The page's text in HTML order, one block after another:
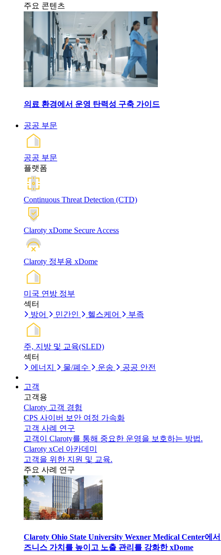
주요 콘텐츠
의료 환경에서 운영 탄력성 구축 가이드
공공 부문
공공 부문
플랫폼
Continuous Threat Detection (CTD)
Claroty xDome Secure Access
Claroty 정부용 xDome
미국 연방 정부
섹터
방어
민간인 헬스케어 부족
주, 지방 및 교육(SLED)
섹터
에너지
물/폐수 운송 공공 안전
고객
고객용
Claroty 고객 경험
CPS 사이버 보안 여정 가속화
고객 사례 연구
고객이 Claroty를 통해 중요한 운영을 보호하는 방법.
Claroty xCel 아카데미
고객을 위한 지원 및 교육.
주요 사례 연구
Claroty Ohio State University Wexner Medical Center에
즈니스 가치를 높이고 노출 관리를 강화한 xDome